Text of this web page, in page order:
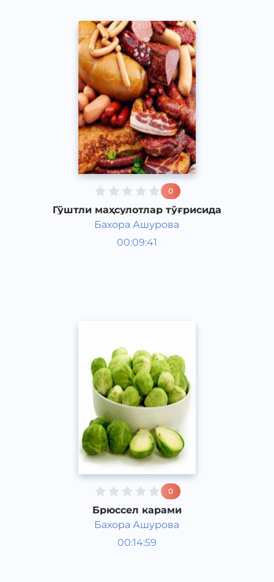
0
Гўштли маҳсулотлар тўғрисида
Бахора Ашурова
00:09:41
Таомлар
0
Брюссел карами
Бахора Ашурова
00:14:59
Таомлар